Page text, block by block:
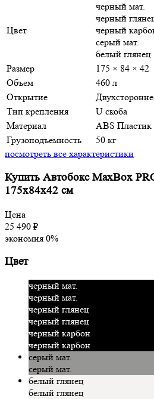
Цвет
черный мат.
черный
черный
серый мат.
белый глянец
Размер
175 × 84 × 42
Объем
460 л
Открытие
Тип крепления
U скоба
Материал
ABS Пластик
Грузоподъемность
50 кг
посмотреть все характеристики
Купить Автобокс MaxBox
175x84x42 см
Цена
25 490 ₽
экономия 0%
Цвет
черный мат.
черный мат.
черный глянец
черный глянец
черный карбон
черный карбон
серый мат.
серый мат.
белый глянец
белый глянец